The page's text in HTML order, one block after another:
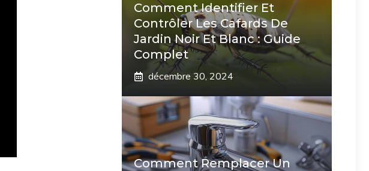
Comment Identifier Et
Contrôler Les Cafards De
Jardin Noir Et Blanc : Guide
Complet
décembre 30, 2024
Comment Remplacer Un